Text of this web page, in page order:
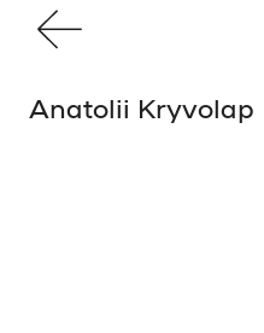
Anatolii Kryvolap